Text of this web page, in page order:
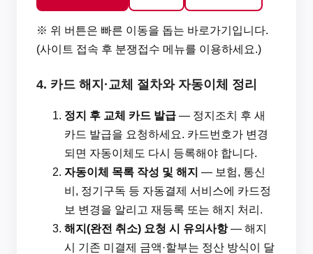
※ 위 버튼은 빠른 이동을 돕는 바로가기입니다.
(사이트 접속 후 분쟁접수 메뉴를 이용하세요.)
4. 카드 해지·교체 절차와 자동이체 정리
정지 후 교체 카드 발급 — 정지조치 후 새
카드 발급을 요청하세요. 카드번호가 변경
되면 자동이체도 다시 등록해야 합니다.
자동이체 목록 작성 및 해지 — 보험, 통신
비, 정기구독 등 자동결제 서비스에 카드정
보 변경을 알리고 재등록 또는 해지 처리.
해지(완전 취소) 요청 시 유의사항— 해지
시 기존 미결제 금액·할부는 정산 방식이 달